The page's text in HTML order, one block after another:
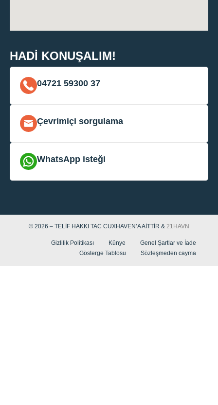
HADI KONUŞALIM!
04721 59300 37
Çevrimiçi sorgulama
WhatsApp isteği
© 2026 – TELIF HAKKI TAC CUXHAVEN’A AITTIR & 21HAVN
Gizlilik Politikası Künye
Genel Şartlar ve İade
Gösterge Tablosu
Sözleşmeden cayma